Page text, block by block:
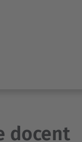
docent